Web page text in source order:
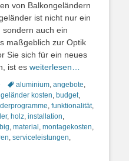
von Balkongeländern
ist nicht nur ein
sondern auch ein
maßgeblich zur Optik
Sie sich für ein neues
ist es weiterlesen…
Schlagworte
aluminium, angebote,
kosten, budget,
, funktionalität,
, holz, installation,
, material , montagekosten,
, serviceleistungen,